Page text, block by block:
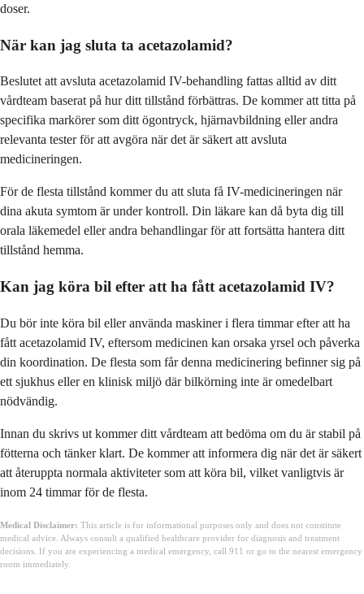
doser.
När kan jag sluta ta acetazolamid?
Beslutet att avsluta acetazolamid IV-behandling fattas alltid av ditt
vårdteam baserat på hur ditt tillstånd förbättras. De kommer att titta på
specifika markörer som ditt ögontryck, hjärnavbildning eller andra
relevanta tester för att avgöra när det är säkert att avsluta
medicineringen.
För de flesta tillstånd kommer du att sluta få IV-medicineringen när
dina akuta symtom är under kontroll. Din läkare kan då byta dig till
orala läkemedel eller andra behandlingar för att fortsätta hantera ditt
tillstånd hemma.
Kan jag köra bil efter att ha fått acetazolamid IV?
Du bör inte köra bil eller använda maskiner i flera timmar efter att ha
fått acetazolamid IV, eftersom medicinen kan orsaka yrsel och påverka
din koordination. De flesta som får denna medicinering befinner sig på
ett sjukhus eller en klinisk miljö där bilkörning inte är omedelbart
nödvändig.
Innan du skrivs ut kommer ditt vårdteam att bedöma om du är stabil på
fötterna och tänker klart. De kommer att informera dig när det är säkert
att återuppta normala aktiviteter som att köra bil, vilket vanligtvis är
inom 24 timmar för de flesta.
Medical Disclaimer: This article is for informational purposes only and does not constitute
medical advice. Always consult a qualified healthcare provider for diagnosis and treatment
decisions. If you are experiencing a medical emergency, call 911 or go to the nearest emergency
room immediately.